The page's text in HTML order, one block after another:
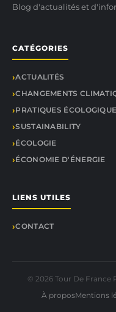
Blog d'actualités et
CATÉGORIES
ACTUALITÉS
CHANGEMENTS
PRATIQUES
SUSTAINABILITY
ÉCOLOGIE
ÉCONOMIE D'ÉNERGIE
LIENS UTILES
CONTACT
© 2026 Tour De France
À proposMentions